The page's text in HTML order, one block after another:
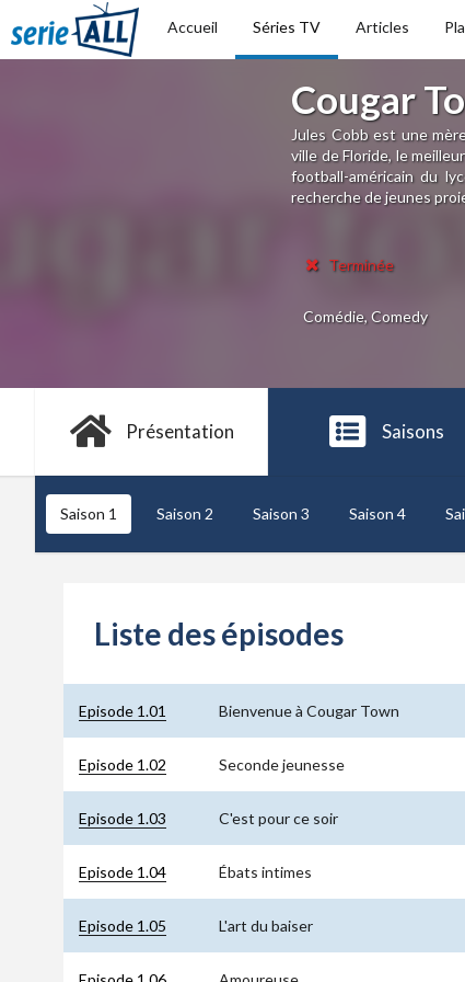
Accueil Séries TV Articles
Cougar
Jules Cobb est une
ville de Floride, le
football-américain du
recherche de jeunes
Terminée
Comédie, Comedy
Présentation Saisons
Saison 1 Saison 2 Saison 3 Saison 4
Liste des épisodes
Episode 1.01 Bienvenue à Cougar Town
Episode 1.02 Seconde jeunesse
Episode 1.03 C'est pour ce soir
Episode 1.04 Ébats intimes
Episode 1.05 L'art du baiser